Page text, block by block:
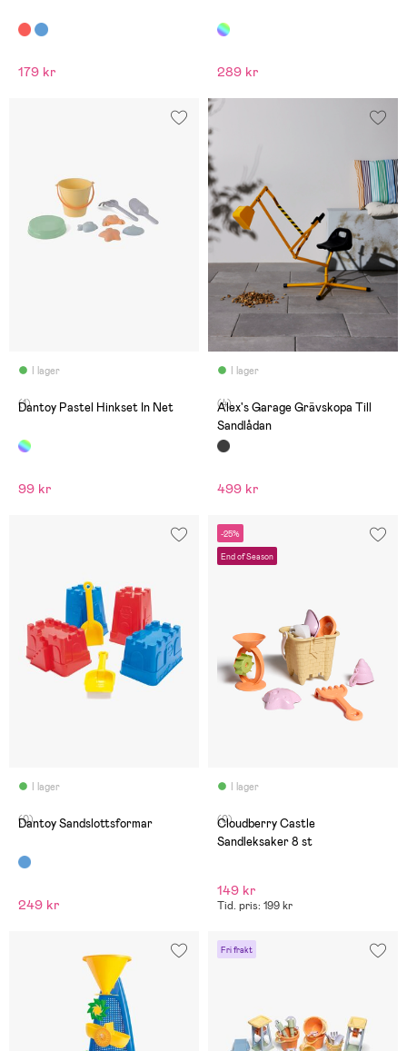
179 kr 289 kr
I lager
(1)
Dantoy Pastel Hinkset In Net
99 kr
I lager
(4)
Alex's Garage Grävskopa Till
Sandlådan
499 kr
I lager
(0)
Dantoy Sandslottsformar
249 kr
-25%
End of Season
I lager
(0)
Cloudberry Castle
Sandleksaker 8 st
149 kr
Tid. pris: 199 kr
Fri frakt